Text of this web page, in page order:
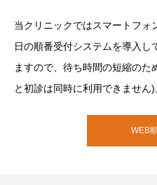
当クリニックではスマートフォ
日の順番受付システムを導入し
ますので、待ち時間の短縮の
と初診は同時に利用できません)
WEB